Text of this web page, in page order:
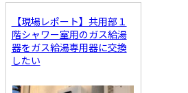
【現場レポート】共用部１
階シャワー室用のガス給湯
器をガス給湯専用器に交換
したい